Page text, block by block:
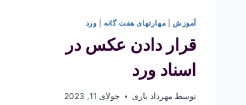
آموزش مهارتهای هفت گانه ورد
قرار دادن عکس در
اسناد ورد
توسط مهرداد یاری جولای 11, 2023